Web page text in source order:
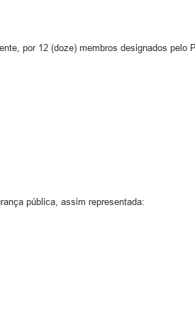
por 12 (doze) membros designados pelo
pública, assim representada: